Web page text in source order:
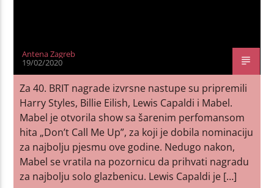
Antena Zagreb
19/02/2020
Za 40. BRIT nagrade izvrsne nastupe su pripremili
Harry Styles, Billie Eilish, Lewis Capaldi i Mabel.
Mabel je otvorila show sa šarenim perfomansom
hita „Don’t Call Me Up”, za koji je dobila nominaciju
za najbolju pjesmu ove godine. Nedugo nakon,
Mabel se vratila na pozornicu da prihvati nagradu
za najbolju solo glazbenicu. Lewis Capaldi je […]